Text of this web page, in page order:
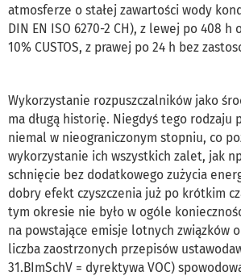
atmosferze o stałej zawartości wody
DIN EN ISO 6270-2 CH), z lewej po 408 h
10% CUSTOS, z prawej po 24 h bez
Wykorzystanie rozpuszczalników jako
ma długą historię. Niegdyś tego rodzaju
niemal w nieograniczonym stopniu, co
wykorzystanie ich wszystkich zalet, jak
schnięcie bez dodatkowego zużycia
dobry efekt czyszczenia już po krótkim
tym okresie nie było w ogóle
na powstające emisje lotnych związków
liczba zaostrzonych przepisów
31.BImSchV = dyrektywa VOC)